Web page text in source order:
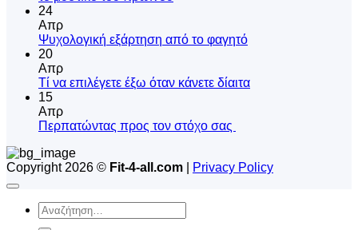
στο
του
24
Απρ
Ψυχολογική εξάρτηση από το φαγητόΔεν
στο
20
Απρ
Tί να επιλέγετε έξω όταν κάνετε δίαιταΔεν
επιλέγετε
15
Απρ
Περπατώντας προς τον στόχο σας
στο
Copyright 2026 © Fit-4-all.com Privacy Policy
Αναζήτηση
για: